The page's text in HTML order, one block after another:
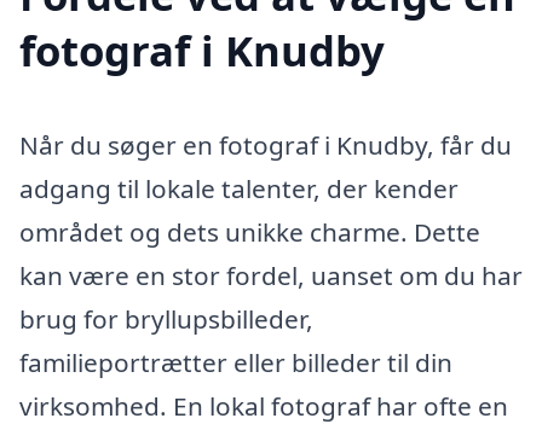
fotograf i Knudby
Når du søger en fotograf i Knudby, får du
adgang til lokale talenter, der kender
området og dets unikke charme. Dette
kan være en stor fordel, uanset om du har
brug for bryllupsbilleder,
familieportrætter eller billeder til din
virksomhed. En lokal fotograf har ofte en